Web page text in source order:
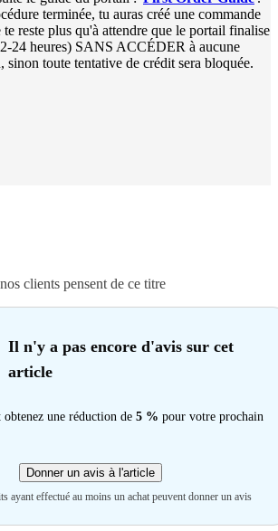
terminée, tu auras créé une commande
te reste plus qu'à attendre que le portail finalise
24 heures) SANS ACCÉDER à aucune
sinon toute tentative de crédit sera bloquée.
clients pensent de ce titre
Il n'y a pas encore d'avis sur cet
article
une réduction de 5 % pour votre prochain
Donner un avis à l'article
ayant effectué au moins un achat peuvent donner un avis